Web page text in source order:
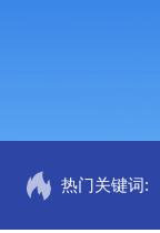
热门关键词: